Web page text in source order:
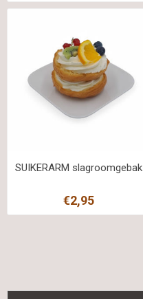
SUIKERARM slagroomgebak
€2,95